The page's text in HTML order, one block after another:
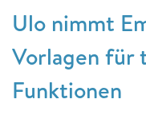
Ulo nimmt
Vorlagen für
Funktionen